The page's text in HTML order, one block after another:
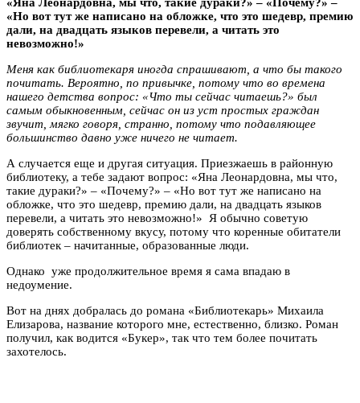
«Но вот тут же написано на обложке, что это шедевр, премию
дали, на двадцать языков перевели, а читать это
невозможно!»
Меня как библиотекаря иногда спрашивают, а что бы такого
почитать. Вероятно, по привычке, потому что во времена
нашего детства вопрос: «Что ты сейчас читаешь?» был
самым обыкновенным, сейчас он из уст простых граждан
звучит, мягко говоря, странно, потому что подавляющее
большинство давно уже ничего не читает.
А случается еще и другая ситуация. Приезжаешь в районную
библиотеку, а тебе задают вопрос: «Яна Леонардовна, мы что,
такие дураки?» – «Почему?» – «Но вот тут же написано на
обложке, что это шедевр, премию дали, на двадцать языков
перевели, а читать это невозможно!» Я обычно советую
доверять собственному вкусу, потому что коренные обитатели
библиотек – начитанные, образованные люди.
Однако уже продолжительное время я сама впадаю в
недоумение.
Вот на днях добралась до романа «Библиотекарь» Михаила
Елизарова, название которого мне, естественно, близко. Роман
получил, как водится «Букер», так что тем более почитать
захотелось.